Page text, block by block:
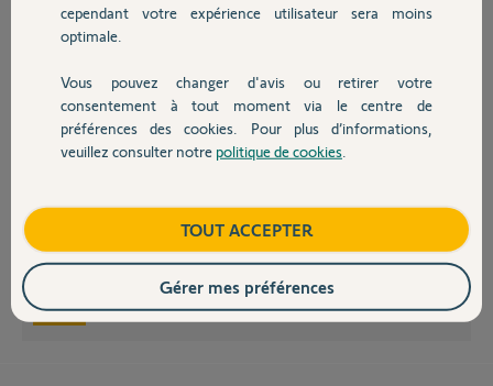
Devis avec un pro
Contact
Bonjour Florimon-Louis,
brancher les caméras au secteur avec un câble USB fonctionnel (par
exemple, celui de votre Smartphone) et faire ensuite un reset court (1
demi seconde) suivi d'un reset long (10 secondes). Laissez le volet ouvert
afin de vérifier si les voyants s'allument. Vous pouvez également tester
les câbles des caméras sur votre Smartphone afin de voir si celui-ci
Halima M. il y a plus de 8 ans
cependant votre expérience utilisateur sera moins
optimale.
Vous pouvez changer d'avis ou retirer votre
consentement à tout moment via le centre de
préférences des cookies. Pour plus d’informations,
veuillez consulter notre politique de cookies
TOUT ACCEPTER
Gérer mes préférences